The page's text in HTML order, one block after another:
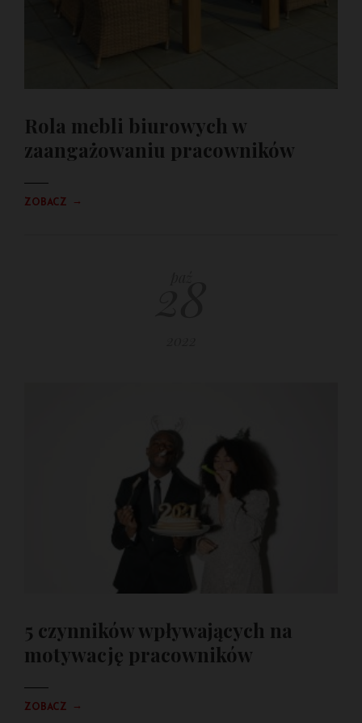
Rola mebli biurowych w
zaangażowaniu pracowników
ZOBACZ →
5 czynników wpływających na
motywację pracowników
ZOBACZ →